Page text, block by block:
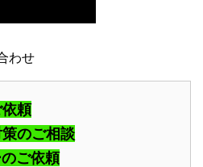
わせ
依頼
策のご相談
ご依頼